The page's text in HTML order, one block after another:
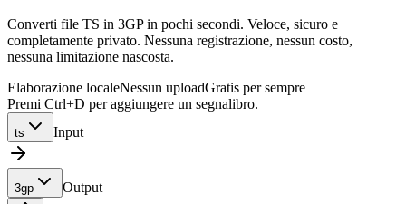
Converti file TS in 3GP in pochi secondi. Veloce, sicuro e
completamente privato. Nessuna registrazione, nessun costo,
nessuna limitazione nascosta.
Elaborazione localeNessun uploadGratis per sempre
Premi Ctrl+D per aggiungere un segnalibro.
ts Input
3gp Output